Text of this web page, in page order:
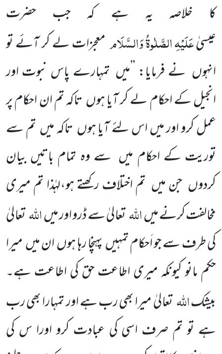
کا خلاصہ یہ ہے کہ جب حضرت
عیسیٰعَلَیْہِالصَّلٰوۃُوَالسَّلَام معجزات لے کر آئے تو
انہوں نے فرمایا: ’’میں تمہارے پاس نبوت اور
انجیل کے احکام لے کر آیا ہوں تاکہ تم ان احکام پر
عمل کرو اور میں اس لئے آیا ہوں تاکہ میں تم سے
توریت کے احکام میں سے وہ تمام باتیں بیان
کردوں جن میں تم اختلاف رکھتے ہو،لہٰذا تم میری
مخالفت کرنے میںاللہتعالیٰ سے ڈرو اور میںاللہتعالیٰ
کی طرف سے جو اَحکام تمہیں پہنچا رہا ہوں ان میں میرا
حکم مانو کیونکہ میری اطاعت حق کی اطاعت ہے۔
بیشکاللہتعالیٰ میرا بھی رب ہے اور تمہارا بھی رب
ہے تو تم صرف اسی کی عبادت کرو اورا س کی